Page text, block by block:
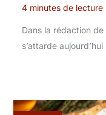
4 minutes de lecture
Dans la rédaction
s’attarde